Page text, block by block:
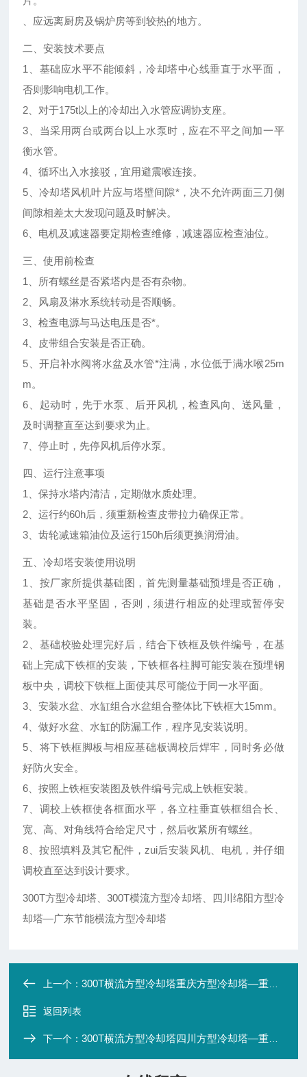
、应远离厨房及锅炉房等到较热的地方。
二、安装技术要点
1、基础应水平不能倾斜，冷却塔中心线垂直于水平面，
否则影响电机工作。
2、对于175t以上的冷却出入水管应调协支座。
3、当采用两台或两台以上水泵时，应在不平之间加一平
衡水管。
4、循环出入水接驳，宜用避震喉连接。
5、冷却塔风机叶片应与塔壁间隙*，决不允许两面三刀侧
间隙相差太大发现问题及时解决。
6、电机及减速器要定期检查维修，减速器应检查油位。
三、使用前检查
1、所有螺丝是否紧塔内是否有杂物。
2、风扇及淋水系统转动是否顺畅。
3、检查电源与马达电压是否*。
4、皮带组合安装是否正确。
5、开启补水阀将水盆及水管*注满，水位低于满水喉25m
m。
6、起动时，先于水泵、后开风机，检查风向、送风量，
及时调整直至达到要求为止。
7、停止时，先停风机后停水泵。
四、运行注意事项
1、保持水塔内清洁，定期做水质处理。
2、运行约60h后，须重新检查皮带拉力确保正常。
3、齿轮减速箱油位及运行150h后须更换润滑油。
五、冷却塔安装使用说明
1、按厂家所提供基础图，首先测量基础预埋是否正确，
基础是否水平坚固，否则，须进行相应的处理或暂停安
装。
2、基础校验处理完好后，结合下铁框及铁件编号，在基
础上完成下铁框的安装，下铁框各柱脚可能安装在预埋钢
板中央，调校下铁框上面使其尽可能位于同一水平面。
3、安装水盆、水缸组合水盆组合整体比下铁框大15mm。
4、做好水盆、水缸的防漏工作，程序见安装说明。
5、将下铁框脚板与相应基础板调校后焊牢，同时务必做
好防火安全。
6、按照上铁框安装图及铁件编号完成上铁框安装。
7、调校上铁框使各框面水平，各立柱垂直铁框组合长、
宽、高、对角线符合给定尺寸，然后收紧所有螺丝。
8、按照填料及其它配件，zui后安装风机、电机，并仔细
调校直至达到设计要求。
300T方型冷却塔、300T横流方型冷却塔、
四川绵阳方型冷
却塔—广东节能横流方型冷却塔
上一个：300T横流方型冷却塔重庆方型冷却塔—重庆玻璃钢横流方型冷却塔
返回列表
下一个：300T横流方型冷却塔四川方型冷却塔—重庆横流方型冷却塔厂价直销